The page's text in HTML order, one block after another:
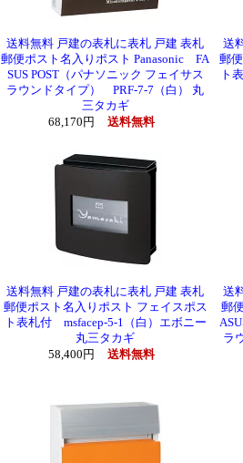
送料無料 戸建の表札に表札 戸建 表札
郵便ポスト名入りポスト Panasonic FA
SUS POST（パナソニック フェイサス
ラウンドタイプ） PRF-7-7（白） 丸
三タカギ
68,170円
送料無料
送
郵
ト
送料無料 戸建の表札に表札 戸建 表札
郵便ポスト名入りポスト フェイスポス
ト表札付 msfacep-5-1（白）エボニー
丸三タカギ
58,400円
送料無料
送
郵
ラ